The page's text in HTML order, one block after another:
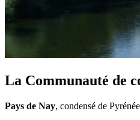
La Communauté de
Pays de Nay, condensé de